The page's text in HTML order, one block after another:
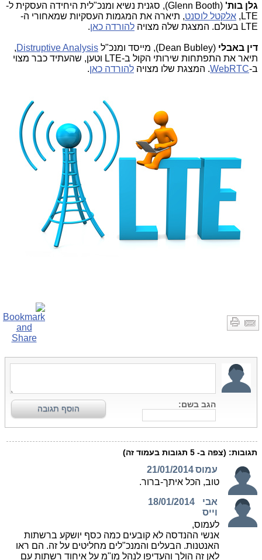
גלן בות'
(Glenn Booth), סגנית נשיא ומנכ"לית היחידה העסקית ל-
LTE,
אלקטל לוסנט, תיארה את המגמות העסקיות שמאחורי ה-
LTE בעולם. המצגת שלה מצויה
להורדה כאן.
דין באבלי (Dean Bubley), מייסד ומנכ"ל Distruptive Analysis
,
תיאר את התפתחות שירותי הקול ב-LTE וטען, שהעתיד כבר מצוי
ב-WebRTC. המצגת שלו מצויה להורדה כאן.